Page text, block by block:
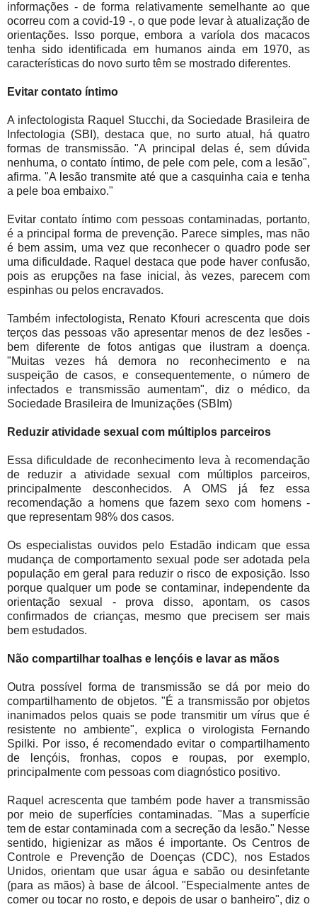
informações - de forma relativamente semelhante ao que
ocorreu com a covid-19 -, o que pode levar à atualização de
orientações. Isso porque, embora a varíola dos macacos
tenha sido identificada em humanos ainda em 1970, as
características do novo surto têm se mostrado diferentes.
Evitar contato íntimo
A infectologista Raquel Stucchi, da Sociedade Brasileira de
Infectologia (SBI), destaca que, no surto atual, há quatro
formas de transmissão. "A principal delas é, sem dúvida
nenhuma, o contato íntimo, de pele com pele, com a lesão",
afirma. "A lesão transmite até que a casquinha caia e tenha
a pele boa embaixo."
Evitar contato íntimo com pessoas contaminadas, portanto,
é a principal forma de prevenção. Parece simples, mas não
é bem assim, uma vez que reconhecer o quadro pode ser
uma dificuldade. Raquel destaca que pode haver confusão,
pois as erupções na fase inicial, às vezes, parecem com
espinhas ou pelos encravados.
Também infectologista, Renato Kfouri acrescenta que dois
terços das pessoas vão apresentar menos de dez lesões -
bem diferente de fotos antigas que ilustram a doença.
"Muitas vezes há demora no reconhecimento e na
suspeição de casos, e consequentemente, o número de
infectados e transmissão aumentam", diz o médico, da
Sociedade Brasileira de Imunizações (SBIm)
Reduzir atividade sexual com múltiplos parceiros
Essa dificuldade de reconhecimento leva à recomendação
de reduzir a atividade sexual com múltiplos parceiros,
principalmente desconhecidos. A OMS já fez essa
recomendação a homens que fazem sexo com homens -
que representam 98% dos casos.
Os especialistas ouvidos pelo Estadão indicam que essa
mudança de comportamento sexual pode ser adotada pela
população em geral para reduzir o risco de exposição. Isso
porque qualquer um pode se contaminar, independente da
orientação sexual - prova disso, apontam, os casos
confirmados de crianças, mesmo que precisem ser mais
bem estudados.
Não compartilhar toalhas e lençóis e lavar as mãos
Outra possível forma de transmissão se dá por meio do
compartilhamento de objetos. "É a transmissão por objetos
inanimados pelos quais se pode transmitir um vírus que é
resistente no ambiente", explica o virologista Fernando
Spilki. Por isso, é recomendado evitar o compartilhamento
de lençóis, fronhas, copos e roupas, por exemplo,
principalmente com pessoas com diagnóstico positivo.
Raquel acrescenta que também pode haver a transmissão
por meio de superfícies contaminadas. "Mas a superfície
tem de estar contaminada com a secreção da lesão." Nesse
sentido, higienizar as mãos é importante. Os Centros de
Controle e Prevenção de Doenças (CDC), nos Estados
Unidos, orientam que usar água e sabão ou desinfetante
(para as mãos) à base de álcool. "Especialmente antes de
comer ou tocar no rosto, e depois de usar o banheiro", diz o